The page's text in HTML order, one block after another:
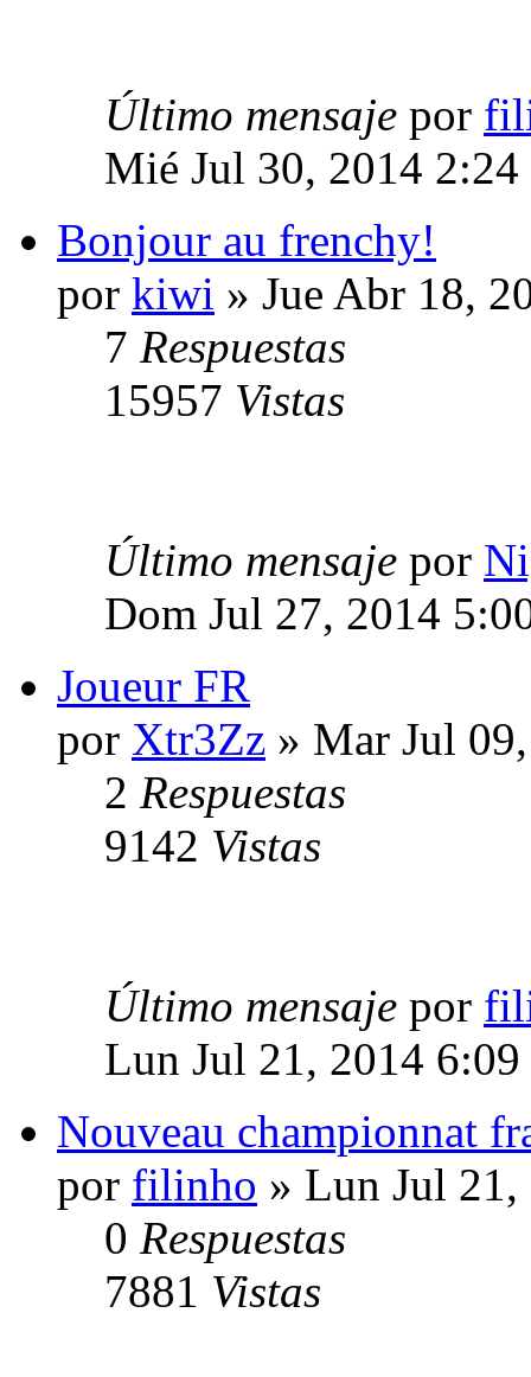
Último mensaje por
Mié Jul 30, 2014 2:24
Bonjour au frenchy!
por kiwi » Jue Abr 18,
7 Respuestas
15957 Vistas
Último mensaje por
Dom Jul 27, 2014
Joueur FR
por Xtr3Zz » Mar Jul
2 Respuestas
9142 Vistas
Último mensaje por
Lun Jul 21, 2014 6:09
Nouveau championnat
por filinho » Lun Jul
0 Respuestas
7881 Vistas